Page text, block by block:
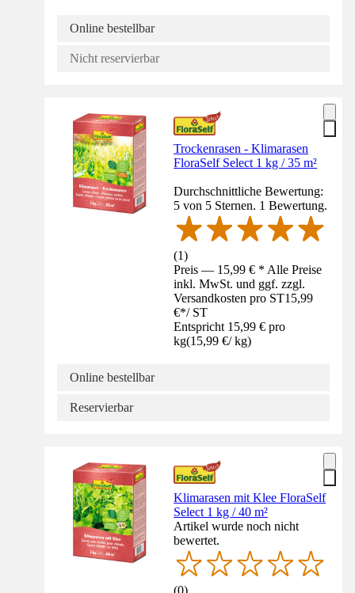
Online bestellbar
Nicht reservierbar
Trockenrasen - Klimarasen
FloraSelf Select 1 kg / 35 m²
Durchschnittliche Bewertung:
5 von 5 Sternen. 1 Bewertung.
(1)
Preis — 15,99 € * Alle Preise
inkl. MwSt. und ggf. zzgl.
Versandkosten pro ST15,99
€*/ ST
Entspricht 15,99 € pro
kg(15,99 €/ kg)
Online bestellbar
Reservierbar
Klimarasen mit Klee FloraSelf
Select 1 kg / 40 m²
Artikel wurde noch nicht
bewertet.
(0)